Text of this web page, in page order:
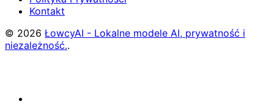
Kontakt
© 2026 ŁowcyAI - Lokalne modele AI, prywatność i
niezależność..